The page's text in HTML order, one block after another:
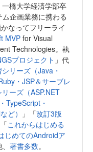
橋大学経済学部卒
企画業務に携わる
なってフリーライ
MVPfor Visual
Technologies。執
プロジェクト 」代
リーズ（Java・
・JSP＆サーブレ
ーズ（ASP.NET
TypeScript・
ど）
」「改訂3版
これからはじめる
じめてのAndroidア
著書多数。